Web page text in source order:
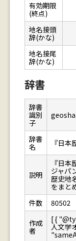
有効期限
(終点)
地名接頭
辞(かな)
地名接尾
辞(かな)
辞書
辞書
識別
子
辞書
名
『日
説明
『日
ジャパ
歴史地
をまと
件数
80502
作成
者
[ {
人文学